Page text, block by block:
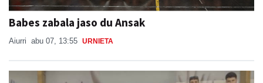
Babes zabala jaso du Ansak
Aiurri abu 07, 13:55 URNIETA